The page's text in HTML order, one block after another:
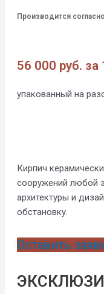
Производится
56 000 руб.
упакованный на
Кирпич
сооружений любой
архитектуры и
обстановку.
Оставить